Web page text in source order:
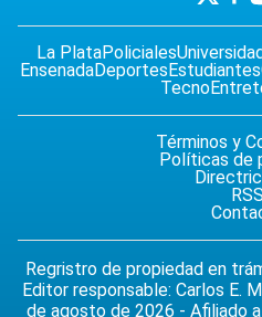
La PlataPolicialesUniversidad
EnsenadaDeportes Estudiantes
Tecno
Términos y
Políticas de
RSS
Regristro de propiedad en
Editor responsable: Carlos E.
de agosto de 2026 - Afiliado